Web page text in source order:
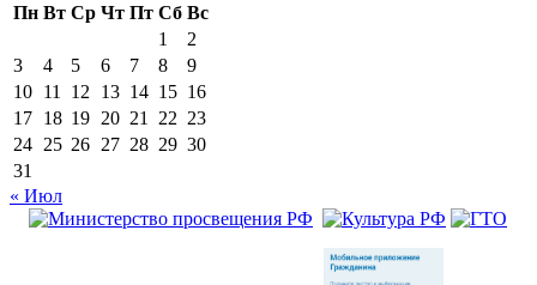
Пн Вт Ср Чт Пт Сб Вс
1
2
3
4 5 6 7 8
9
10 11 12 13 14 15 16
17 18 19 20 21 22 23
24 25 26 27 28 29 30
31
« Июл